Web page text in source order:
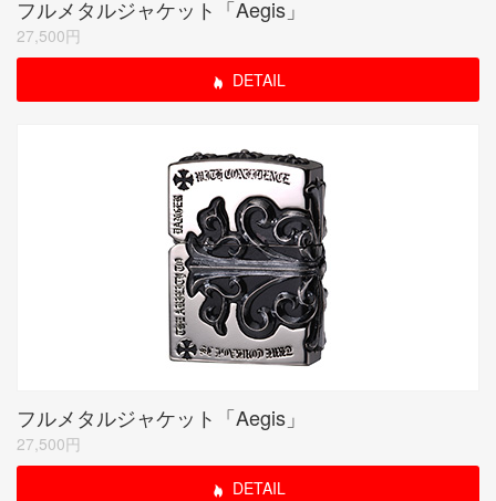
フルメタルジャケット「Aegis」
27,500円
DETAIL
フルメタルジャケット「Aegis」
27,500円
DETAIL